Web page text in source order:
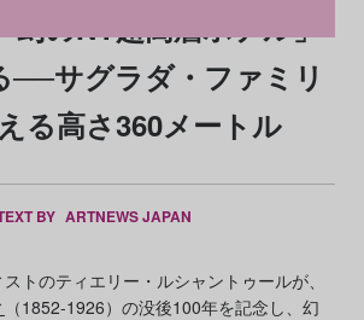
幻のNY超高層ホテル」
──サグラダ・ファミリ
る高さ360メートル
BY ARTNEWS JAPAN
トのティエリー・ルシャントゥールが、
（1852-1926）の没後100年を記念し、幻